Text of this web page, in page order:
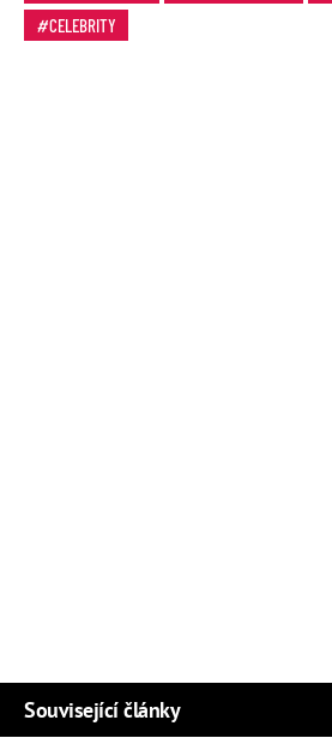
CELEBRITY
Související články